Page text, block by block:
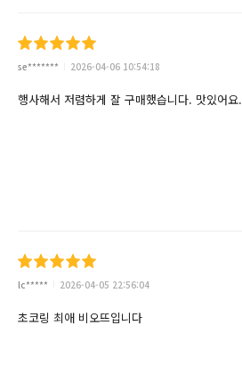
se******* 2026-04-06 10:54:18
행사해서 저렴하게 잘 구매했습니다. 맛있어요.
lc***** 2026-04-05 22:56:04
초코링 최애 비오뜨입니다